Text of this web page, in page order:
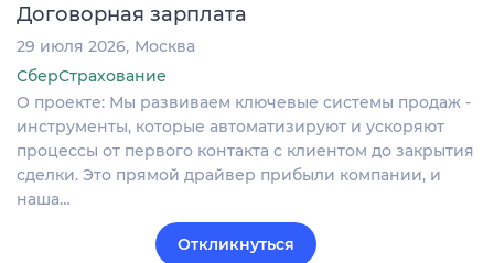
Договорная зарплата
29 июля 2026 Москва
СберСтрахование
О проекте: Мы развиваем ключевые системы продаж -
инструменты, которые автоматизируют и ускоряют
процессы от первого контакта с клиентом до закрытия
сделки. Это прямой драйвер прибыли компании, и
наша…
Откликнуться